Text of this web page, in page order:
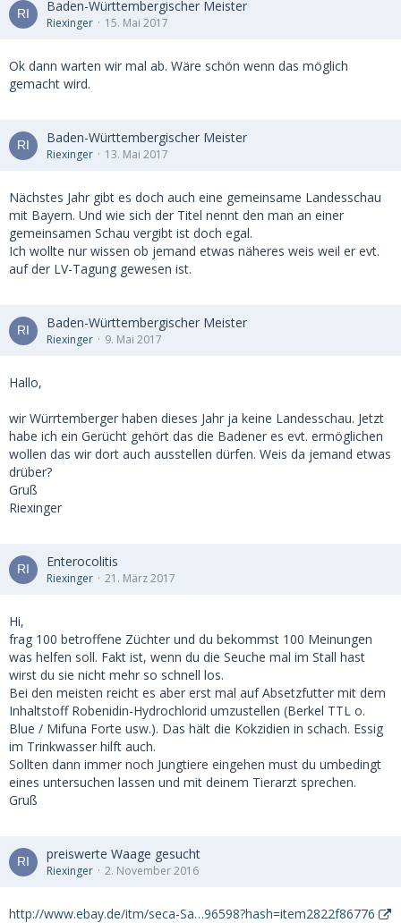
Baden-Württembergischer Meister
Riexinger 15. Mai 2017
Ok dann warten wir mal ab. Wäre schön wenn das möglich
gemacht wird.
Baden-Württembergischer Meister
Riexinger 13. Mai 2017
Nächstes Jahr gibt es doch auch eine gemeinsame Landesschau
mit Bayern. Und wie sich der Titel nennt den man an einer
gemeinsamen Schau vergibt ist doch egal.
Ich wollte nur wissen ob jemand etwas näheres weis weil er evt.
auf der LV-Tagung gewesen ist.
Baden-Württembergischer Meister
Riexinger 9. Mai 2017
Hallo,
wir Würrtemberger haben dieses Jahr ja keine Landesschau. Jetzt
habe ich ein Gerücht gehört das die Badener es evt. ermöglichen
wollen das wir dort auch ausstellen dürfen. Weis da jemand etwas
drüber?
Gruß
Riexinger
Enterocolitis
Riexinger 21. März 2017
Hi,
frag 100 betroffene Züchter und du bekommst 100 Meinungen
was helfen soll. Fakt ist, wenn du die Seuche mal im Stall hast
wirst du sie nicht mehr so schnell los.
Bei den meisten reicht es aber erst mal auf Absetzfutter mit dem
Inhaltstoff Robenidin-Hydrochlorid umzustellen (Berkel TTL o.
Blue / Mifuna Forte usw.). Das hält die Kokzidien in schach. Essig
im Trinkwasser hilft auch.
Sollten dann immer noch Jungtiere eingehen must du umbedingt
eines untersuchen lassen und mit deinem Tierarzt sprechen.
Gruß
preiswerte Waage gesucht
Riexinger 2. November 2016
http://www.ebay.de/itm/seca-Sa…96598?hash=item2822f86776